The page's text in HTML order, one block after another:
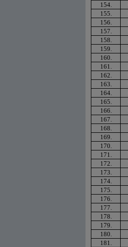
154.
155.
156.
157.
158.
159.
160.
161.
162.
163.
164.
165.
166.
167.
168.
169.
170.
171.
172.
173.
174.
175.
176.
177.
178.
179.
180.
181.